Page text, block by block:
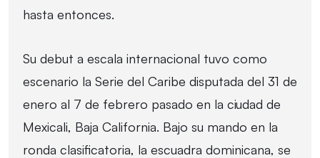
hasta entonces.
Su debut a escala internacional tuvo como
escenario la Serie del Caribe disputada del 31 de
enero al 7 de febrero pasado en la ciudad de
Mexicali, Baja California. Bajo su mando en la
ronda clasificatoria, la escuadra dominicana, se